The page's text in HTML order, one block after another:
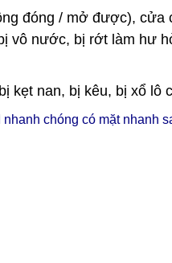
đóng / mở được), cửa
vô nước, bị rớt làm hư
kẹt nan, bị kêu, bị xổ lô
nhanh chóng có mặt nhanh